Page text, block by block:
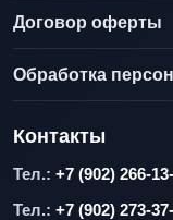
Договор оферты
Обработка
Контакты
Тел.: +7 (902) 266-
Тел.: +7 (902) 273-